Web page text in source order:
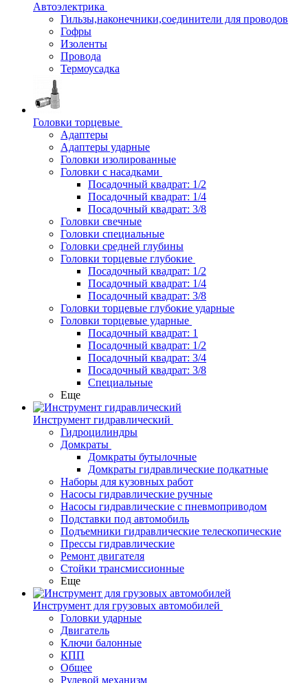
Автоэлектрика
Гильзы,наконечники,соединители для проводов
Гофры
Изоленты
Провода
Термоусадка
Головки торцевые
Адаптеры
Адаптеры ударные
Головки изолированные
Головки с насадками
Посадочный квадрат: 1/2
Посадочный квадрат: 1/4
Посадочный квадрат: 3/8
Головки свечные
Головки специальные
Головки средней глубины
Головки торцевые глубокие
Посадочный квадрат: 1/2
Посадочный квадрат: 1/4
Посадочный квадрат: 3/8
Головки торцевые глубокие ударные
Головки торцевые ударные
Посадочный квадрат: 1
Посадочный квадрат: 1/2
Посадочный квадрат: 3/4
Посадочный квадрат: 3/8
Специальные
Еще
Инструмент гидравлический
Гидроцилиндры
Домкраты
Домкраты бутылочные
Домкраты гидравлические подкатные
Наборы для кузовных работ
Насосы гидравлические ручные
Насосы гидравлические с пневмоприводом
Подставки под автомобиль
Подъемники гидравлические телескопические
Прессы гидравлические
Ремонт двигателя
Стойки трансмиссионные
Еще
Инструмент для грузовых автомобилей
Головки ударные
Двигатель
Ключи балонные
КПП
Общее
Рулевой механизм